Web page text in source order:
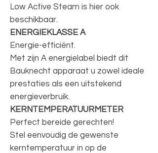
Low Active Steam is hier ook
beschikbaar.
ENERGIEKLASSE A
Energie-efficiënt.
Met zijn A energielabel biedt dit
Bauknecht apparaat u zowel ideale
prestaties als een uitstekend
energieverbruik.
KERNTEMPERATUURMETER
Perfect bereide gerechten!
Stel eenvoudig de gewenste
kerntemperatuur in op de